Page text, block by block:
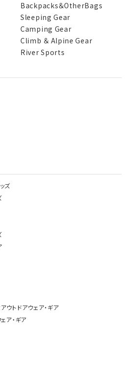
検索する
Backpacks＆OtherBags
Sleeping Gear
Camping Gear
Climb ＆ Alpine Gear
River Sports
ズ
ウトドアウェア・ギア
ア・ギア